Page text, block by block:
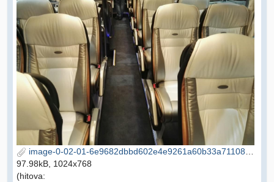
image-0-02-01-6e9682dbbd602e4e9261a60b33a71108d01c07c9e5ed4fa03bf57c660d1d4cfb-V.jpg
97.98kB, 1024x768
(hitova: